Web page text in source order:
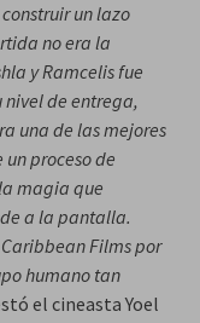
un lazo
no era la
y Ramcelis fue
nivel de entrega,
una de las mejores
proceso de
magia que
a la pantalla.
Films por
humano tan
el cineasta Yoel